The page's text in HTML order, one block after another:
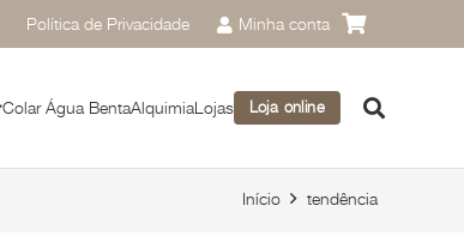
Política de Privacidade Minha conta
Colar Água BentaAlquimiaLojas Loja online
Início tendência